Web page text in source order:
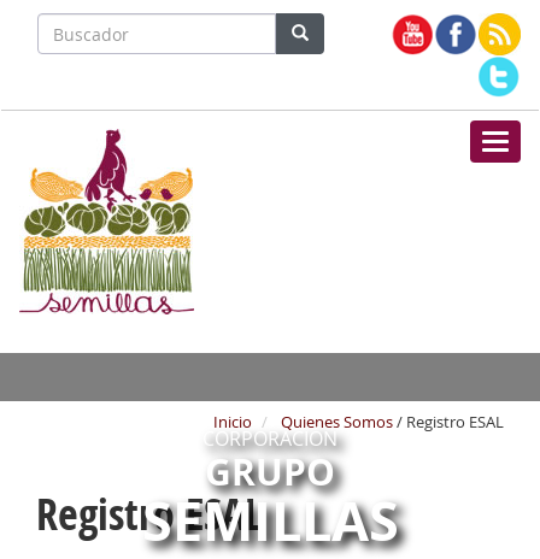
CORPORACIÓN
GRUPO
SEMILLAS
Inicio Quienes Somos/ Registro ESAL
Registro ESAL